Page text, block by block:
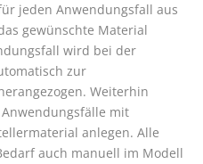
jeden Anwendungsfall aus
gewünschte Material
wird bei der
zur
Weiterhin
mit
anlegen. Alle
auch manuell im Modell